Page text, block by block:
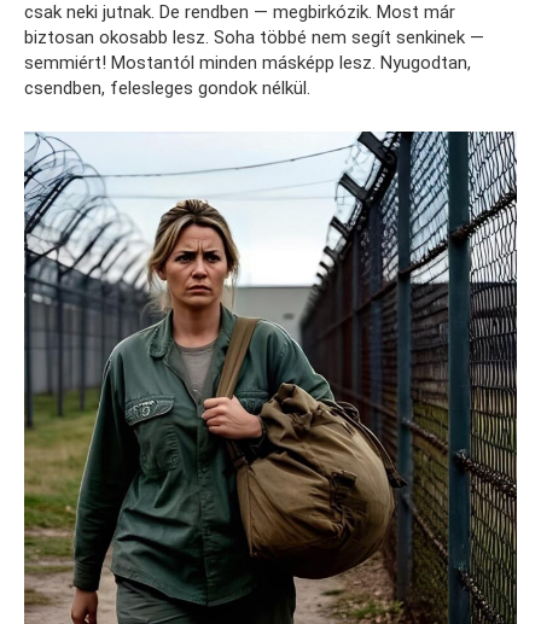
csak neki jutnak. De rendben — megbirkózik. Most már
biztosan okosabb lesz. Soha többé nem segít senkinek —
semmiért! Mostantól minden másképp lesz. Nyugodtan,
csendben, felesleges gondok nélkül.